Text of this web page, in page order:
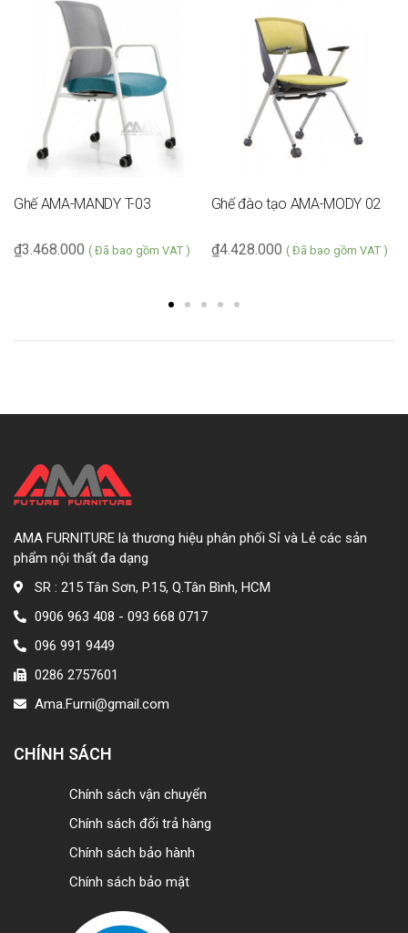
Ghế AMA-MANDY T-03
3.468.000
₫ ( Đã bao gồm VAT )
Ghế đào tạo AMA-MODY 02
4.428.000
₫ ( Đã bao gồm VAT )
AMA FURNITURE là thương hiệu phân phối Sỉ và Lẻ các sản
phẩm nội thất đa dạng
SR : 215 Tân Sơn, P.15, Q.Tân Bình, HCM
0906 963 408 - 093 668 0717
096 991 9449
0286 2757601
Ama.Furni@gmail.com
CHÍNH SÁCH
Chính sách vận chuyển
Chính sách đổi trả hàng
Chính sách bảo hành
Chính sách bảo mật